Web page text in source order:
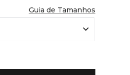
Guia de Tamanhos